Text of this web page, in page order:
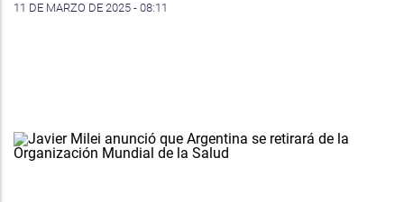
11 DE MARZO DE 2025 - 08:11